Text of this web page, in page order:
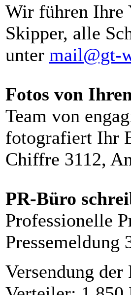
Wir führen Ihre
Skipper, alle
unter mail@gt-
Fotos von
Team von
fotografiert Ihr
Chiffre 3112,
PR-Büro
Professionelle
Pressemeldung
Versendung